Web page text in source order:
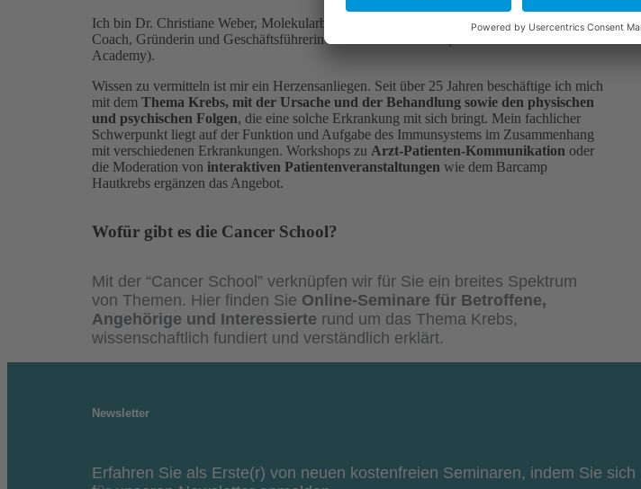
Ich bin Dr. Christiane Weber, Molekularbiologin, Trainerin, Dozentin und Business
Coach, Gründerin und Geschäftsführerin der MEDEA GmbH (Medical Education
Academy).
Wissen zu vermitteln ist mir ein Herzensanliegen. Seit über 25 Jahren beschäftige ich mich
mit dem Thema Krebs, mit der Ursache und der Behandlung sowie den physischen
und psychischen Folgen, die eine solche Erkrankung mit sich bringt. Mein fachlicher
Schwerpunkt liegt auf der Funktion und Aufgabe des Immunsystems im Zusammenhang
mit verschiedenen Erkrankungen. Workshops zu Arzt-Patienten-Kommunikation oder
die Moderation von interaktiven Patientenveranstaltungen wie dem Barcamp
Hautkrebs ergänzen das Angebot.
Wofür gibt es die Cancer School?
Mit der “Cancer School” verknüpfen wir für Sie ein breites Spektrum
von Themen. Hier finden Sie Online-Seminare für Betroffene,
Angehörige und Interessierte rund um das Thema Krebs,
wissenschaftlich fundiert und verständlich erklärt.
Newsletter
Erfahren Sie als Erste(r) von neuen kostenfreien Seminaren, indem Sie sich